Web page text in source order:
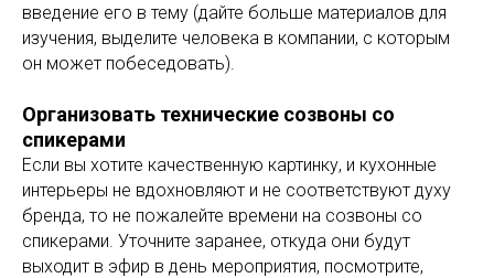
введение его в тему (дайте больше материалов для
изучения, выделите человека в компании, с которым
он может побеседовать).
Организовать технические созвоны со
спикерами
Если вы хотите качественную картинку, и кухонные
интерьеры не вдохновляют и не соответствуют духу
бренда, то не пожалейте времени на созвоны со
спикерами. Уточните заранее, откуда они будут
выходит в эфир в день мероприятия, посмотрите,